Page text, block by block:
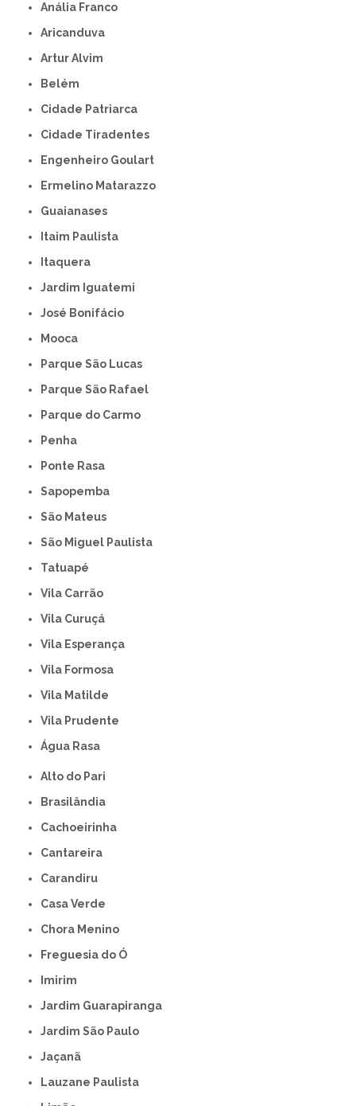
Anália Franco
Aricanduva
Artur Alvim
Belém
Cidade Patriarca
Cidade Tiradentes
Engenheiro Goulart
Ermelino Matarazzo
Guaianases
Itaim Paulista
Itaquera
Jardim Iguatemi
José Bonifácio
Mooca
Parque São Lucas
Parque São Rafael
Parque do Carmo
Penha
Ponte Rasa
Sapopemba
São Mateus
São Miguel Paulista
Tatuapé
Vila Carrão
Vila Curuçá
Vila Esperança
Vila Formosa
Vila Matilde
Vila Prudente
Água Rasa
Alto do Pari
Brasilândia
Cachoeirinha
Cantareira
Carandiru
Casa Verde
Chora Menino
Freguesia do Ó
Imirim
Jardim Guarapiranga
Jardim São Paulo
Jaçanã
Lauzane Paulista